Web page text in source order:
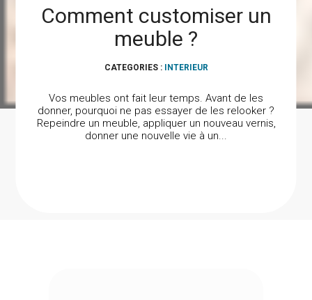
Comment customiser un
meuble ?
CATEGORIES : INTERIEUR
Vos meubles ont fait leur temps. Avant de les
donner, pourquoi ne pas essayer de les relooker ?
Repeindre un meuble, appliquer un nouveau vernis,
donner une nouvelle vie à un...